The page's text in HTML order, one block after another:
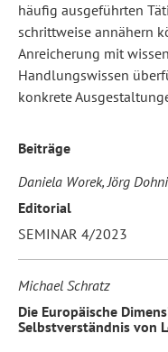
häufig ausgeführten
schrittweise annähern
Anreicherung mit
Handlungswissen
konkrete
Beiträge
Daniela Worek, Jörg
Editorial
SEMINAR 4/2023
Michael Schratz
Die Europäische
Selbstverständnis von